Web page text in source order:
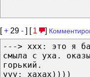
[+ 29 - ] [ 1 ]
---> xxx: это я
смыла с уха.
горький.
yyy: хахах))))